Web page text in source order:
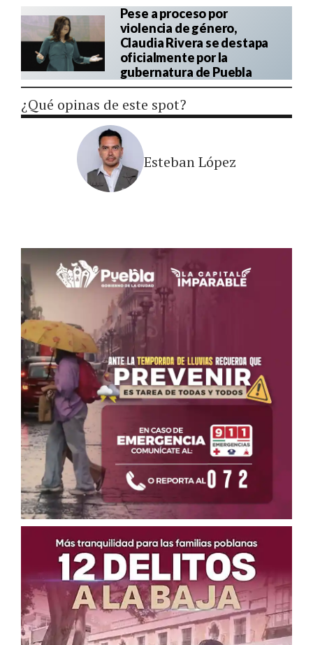
Pese a proceso por
violencia de género,
Claudia Rivera se destapa
oficialmente por la
gubernatura de Puebla
¿Qué opinas de este spot?
Esteban López